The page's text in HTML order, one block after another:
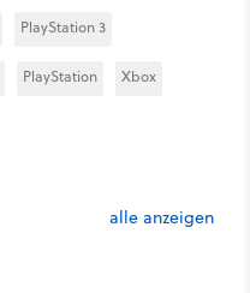
PlayStation 3
PlayStation Xbox
alle anzeigen